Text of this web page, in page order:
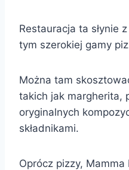
Restauracja ta słynie
tym szerokiej gamy
Można tam
takich jak margherita,
oryginalnych
składnikami.
Oprócz pizzy,